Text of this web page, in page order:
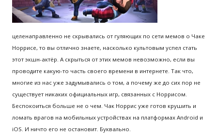
целенаправленно не скрывались от гуляющих по сети мемов о Чаке
Норрисе, то вы отлично знаете, насколько культовым успел стать
этот экшн-актёр. А скрыться от этих мемов невозможно, если вы
проводите какую-то часть своего времени в интернете. Так что,
многие из нас уже задумывались о том, а почему же до сих пор не
существует никаких официальных игр, связанных с Норрисом.
Беспокоиться больше не о чем. Чак Норрис уже готов крушить и
ломать врагов на мобильных устройствах на платформах Android и
iOS. И ничто его не остановит. Буквально.